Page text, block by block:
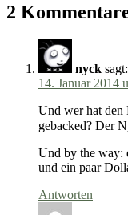
2
nyck sagt:
14. Januar 2014
Und wer hat den
gebacked? Der
Und by the way:
und ein paar
Antworten